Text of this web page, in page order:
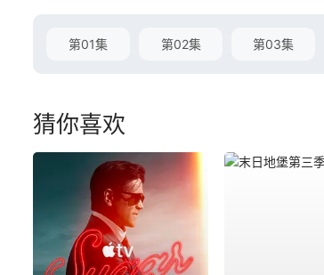
第01集 第02集 第03集
猜你喜欢